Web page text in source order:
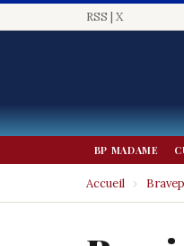
RSS | X
BP MADAME
Accueil ›